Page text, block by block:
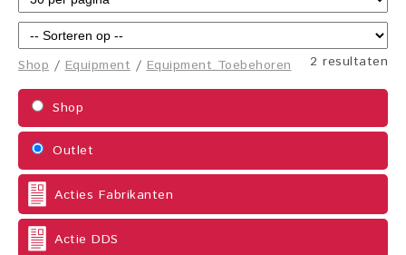
2 resultaten
Shop /Equipment /Equipment Toebehoren
Shop
Outlet
Acties Fabrikanten
Actie DDS